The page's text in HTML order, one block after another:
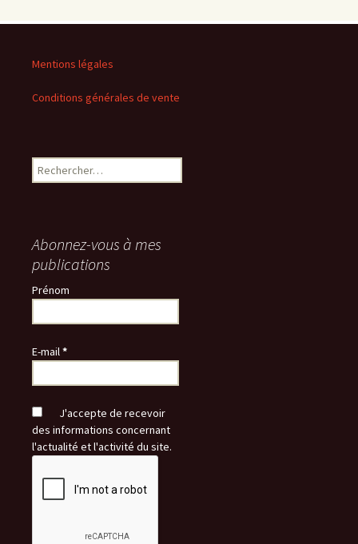
Mentions légales
Conditions générales de vente
Rechercher :
Abonnez-vous à mes
publications
Prénom
E-mail*
J'accepte de recevoir
des informations concernant
l'actualité et l'activité du site.